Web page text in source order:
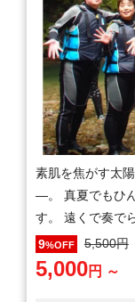
素肌を焦がす太
―。 真夏でもひ
す。 遠くで奏で
9%OFF 5,500円
5,000円 ～